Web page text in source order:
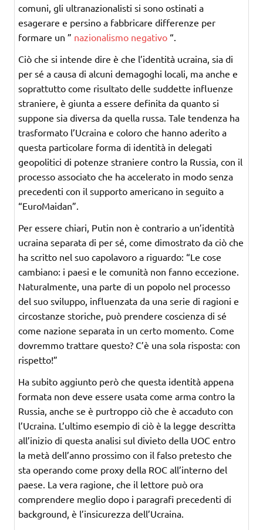
comuni, gli ultranazionalisti si sono ostinati a
esagerare e persino a fabbricare differenze per
formare un ” nazionalismo negativo “.
Ciò che si intende dire è che l’identità ucraina, sia di
per sé a causa di alcuni demagoghi locali, ma anche e
soprattutto come risultato delle suddette influenze
straniere, è giunta a essere definita da quanto si
suppone sia diversa da quella russa. Tale tendenza ha
trasformato l’Ucraina e coloro che hanno aderito a
questa particolare forma di identità in delegati
geopolitici di potenze straniere contro la Russia, con il
processo associato che ha accelerato in modo senza
precedenti con il supporto americano in seguito a
“EuroMaidan”.
Per essere chiari, Putin non è contrario a un’identità
ucraina separata di per sé, come dimostrato da ciò che
ha scritto nel suo capolavoro a riguardo: “Le cose
cambiano: i paesi e le comunità non fanno eccezione.
Naturalmente, una parte di un popolo nel processo
del suo sviluppo, influenzata da una serie di ragioni e
circostanze storiche, può prendere coscienza di sé
come nazione separata in un certo momento. Come
dovremmo trattare questo? C’è una sola risposta: con
rispetto!”
Ha subito aggiunto però che questa identità appena
formata non deve essere usata come arma contro la
Russia, anche se è purtroppo ciò che è accaduto con
l’Ucraina. L’ultimo esempio di ciò è la legge descritta
all’inizio di questa analisi sul divieto della UOC entro
la metà dell’anno prossimo con il falso pretesto che
sta operando come proxy della ROC all’interno del
paese. La vera ragione, che il lettore può ora
comprendere meglio dopo i paragrafi precedenti di
background, è l’insicurezza dell’Ucraina.